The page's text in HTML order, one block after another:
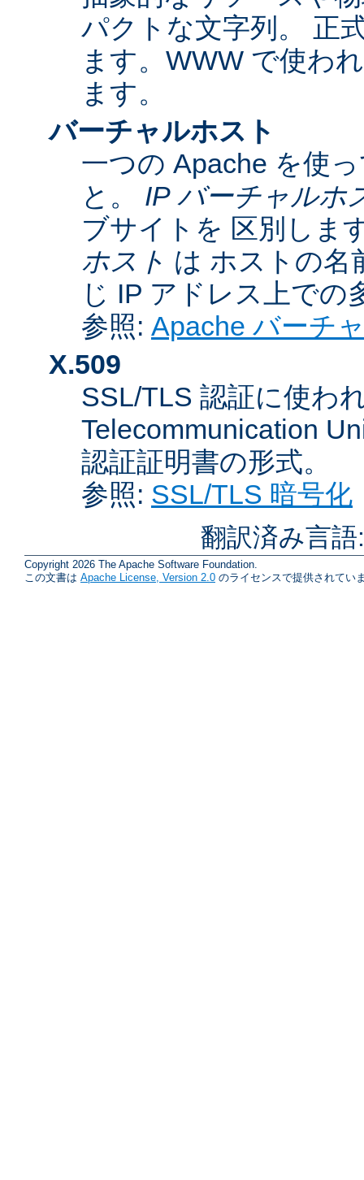
パクトな文字列。 正
ます。WWW で使わ
ます。
バーチャルホスト
一つの Apache を使
と。 IP バーチャルホ
ブサイトを 区別しま
ホスト は ホストの名
じ IP アドレス上で
参照: Apache バーチ
X.509
SSL/TLS 認証に使わ
Telecommunication
認証証明書の形式。
参照: SSL/TLS 暗号化
翻訳済み言
Copyright 2026 The Apache Software Foundation.
この文書は Apache License, Version 2.0 のライセンスで提供されてい